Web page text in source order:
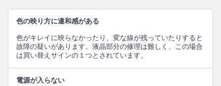
色の映り方に違和感がある
色がキレイに映らなかったり、変な線が残っていたりすると
故障の疑いがあります。液晶部分の修理は難しく、この場合
は買い替えサインの１つとされています。
電源が入らない